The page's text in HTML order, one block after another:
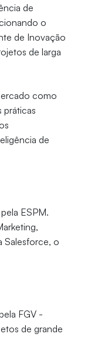
de
o
de Inovação
de larga
como
práticas
de
ESPM.
Salesforce, o
FGV -
de grande